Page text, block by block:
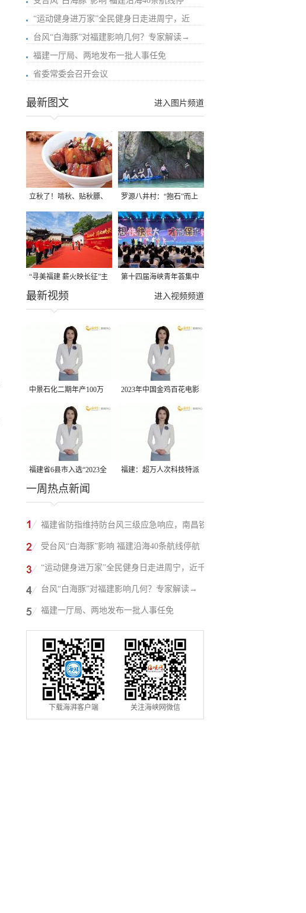
“运动健身进万家”全民健身日走进周宁，近
台风“白海豚”对福建影响几何？专家解读→
福建一厅局、两地发布一批人事任免
省委常委会召开会议
进入图片频道
最新图文
立秋了！啃秋、贴秋膘、
晒秋，福建人这样过才够
味→
罗源八井村：“抱石”而上
“寻美福建 薪火映长征”主
题活动在龙岩长汀启动
第十四届海峡青年荟集中
阶段活动在福州举行
进入视频频道
最新视频
中景石化二期年产100万
吨丙烷脱氢项目建成中交
2023年中国金鸡百花电影
节有福电影巡展31日启动
福建省6县市入选“2023全
国县域发展潜力百强县”
福建：超万人次科技特派
一周热点新闻
福建省防指维持防台风三级应急响应，南昌铁
路停运部分旅客列车→
受台风“白海豚”影响 福建沿海40条航线停航
“运动健身进万家”全民健身日走进周宁，近千
人徒步云端
台风“白海豚”对福建影响几何？专家解读→
福建一厅局、两地发布一批人事任免
下载海湃客户端 关注海峡网微信